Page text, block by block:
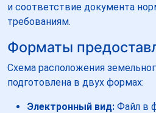
и соответствие документа
требованиям.
Форматы
Схема расположения
подготовлена в двух формах:
Электронный вид: Файл в